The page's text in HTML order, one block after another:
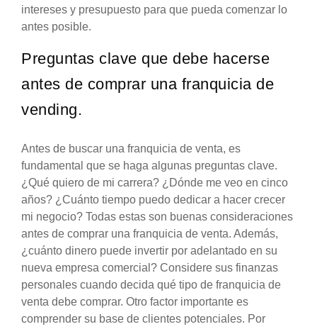
intereses y presupuesto para que pueda comenzar lo
antes posible.
Preguntas clave que debe hacerse
antes de comprar una franquicia de
vending.
Antes de buscar una franquicia de venta, es
fundamental que se haga algunas preguntas clave.
¿Qué quiero de mi carrera? ¿Dónde me veo en cinco
años? ¿Cuánto tiempo puedo dedicar a hacer crecer
mi negocio? Todas estas son buenas consideraciones
antes de comprar una franquicia de venta. Además,
¿cuánto dinero puede invertir por adelantado en su
nueva empresa comercial? Considere sus finanzas
personales cuando decida qué tipo de franquicia de
venta debe comprar. Otro factor importante es
comprender su base de clientes potenciales. Por